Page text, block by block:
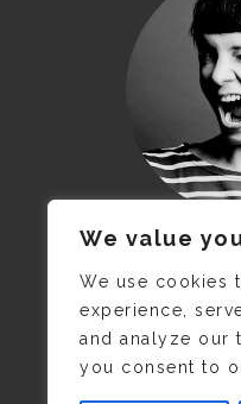
We value
We use cookies
experience,
and analyze our
you consent to
JE
C’EST
PRIS